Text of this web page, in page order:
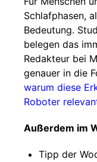
Schlafphasen,
Bedeutung.
belegen das
Redakteur bei
genauer in die
warum diese
Roboter
Außerdem im
Tipp der